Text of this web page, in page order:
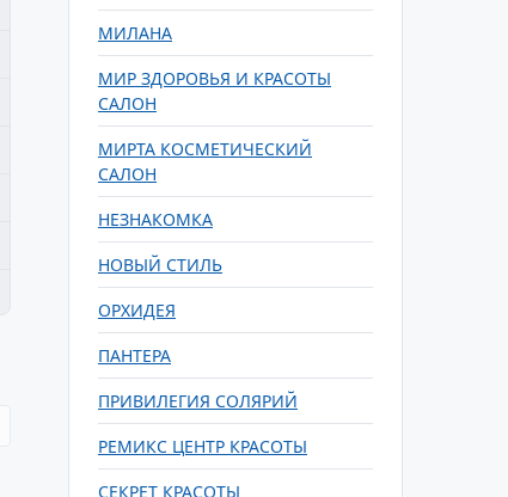
МИЛАНА
МИР ЗДОРОВЬЯ И КРАСОТЫ
САЛОН
МИРТА КОСМЕТИЧЕСКИЙ
САЛОН
НЕЗНАКОМКА
НОВЫЙ СТИЛЬ
ОРХИДЕЯ
ПАНТЕРА
ПРИВИЛЕГИЯ СОЛЯРИЙ
РЕМИКС ЦЕНТР КРАСОТЫ
СЕКРЕТ КРАСОТЫ